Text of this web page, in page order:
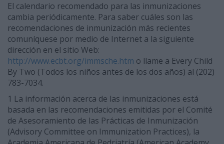
El calendario recomendado para las inmunizaciones
cambia periódicamente. Para saber cuáles son las
recomendaciones de inmunización más recientes
comuníquese por medio de Internet a la siguiente
dirección en el sitio Web:
http://www.ecbt.org/immsche.htm o llame a Every Child
By Two (Todos los niños antes de los dos años) al (202)
783-7034.
1 La información acerca de las inmunizaciones está
basada en las recomendaciones emitidas por el Comité
de Asesoramiento de las Prácticas de Inmunización
(Advisory Committee on Immunization Practices), la